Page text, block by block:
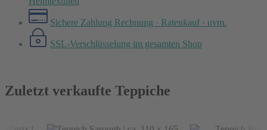
Sichere Zahlung Rechnung · Ratenkauf · uvm.
SSL-Verschlüsselung im gesamten Shop
Zuletzt verkaufte Teppiche